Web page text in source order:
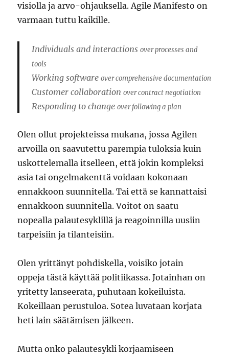
visiolla ja arvo-ohjauksella. Agile Manifesto on
varmaan tuttu kaikille.
Individuals and interactionsover processes and
tools
Working softwareover comprehensive documentation
Customer collaborationover contract negotiation
Responding to changeover following a plan
Olen ollut projekteissa mukana, jossa Agilen
arvoilla on saavutettu parempia tuloksia kuin
uskottelemalla itselleen, että jokin kompleksi
asia tai ongelmakenttä voidaan kokonaan
ennakkoon suunnitella. Tai että se kannattaisi
ennakkoon suunnitella. Voitot on saatu
nopealla palautesyklillä ja reagoinnilla uusiin
tarpeisiin ja tilanteisiin.
Olen yrittänyt pohdiskella, voisiko jotain
oppeja tästä käyttää politiikassa. Jotainhan on
yritetty lanseerata, puhutaan kokeiluista.
Kokeillaan perustuloa. Sotea luvataan korjata
heti lain säätämisen jälkeen.
Mutta onko palautesykli korjaamiseen